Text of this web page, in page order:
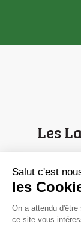
Les
Parc
Salut c'est
les
On a attendu
ce site vous